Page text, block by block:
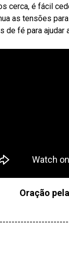
cerca, é fácil
as tensões
de fé para ajudar
Oração